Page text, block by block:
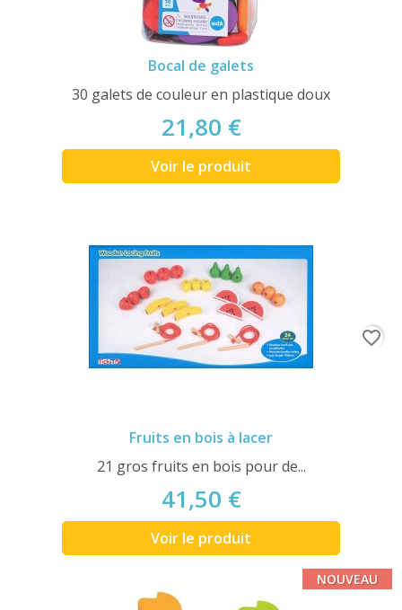
Bocal de galets
30 galets de couleur en plastique doux
21,80 €
Voir le produit
Fruits en bois à lacer
21 gros fruits en bois pour de...
41,50 €
Voir le produit
favorite_border
NOUVEAU